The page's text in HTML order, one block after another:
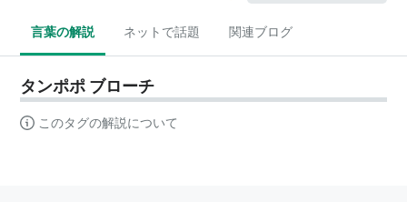
言葉の解説 ネットで話題 関連ブログ
タンポポ ブローチ
このタグの解説について